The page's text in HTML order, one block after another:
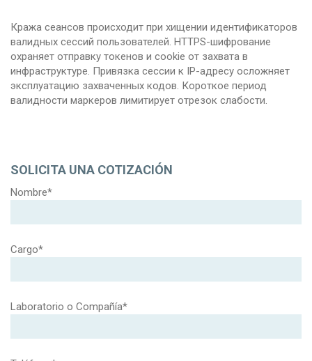
Кража сеансов происходит при хищении идентификаторов
валидных сессий пользователей. HTTPS-шифрование
охраняет отправку токенов и cookie от захвата в
инфраструктуре. Привязка сессии к IP-адресу осложняет
эксплуатацию захваченных кодов. Короткое период
валидности маркеров лимитирует отрезок слабости.
SOLICITA UNA COTIZACIÓN
Nombre*
Cargo*
Laboratorio o Compañía*